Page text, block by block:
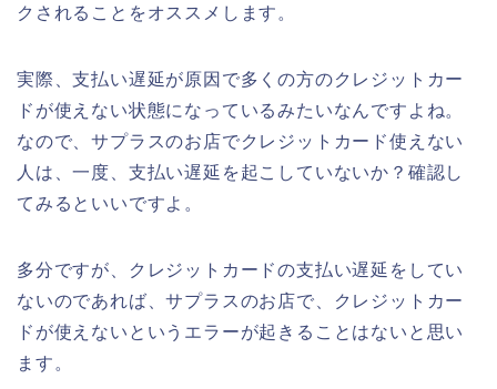
クされることをオススメします。
実際、支払い遅延が原因で多くの方のクレジットカー
ドが使えない状態になっているみたいなんですよね。
なので、サプラスのお店でクレジットカード使えない
人は、一度、支払い遅延を起こしていないか？確認し
てみるといいですよ。
多分ですが、クレジットカードの支払い遅延をしてい
ないのであれば、サプラスのお店で、クレジットカー
ドが使えないというエラーが起きることはないと思い
ます。